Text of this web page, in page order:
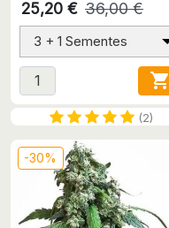
25,20 € 36,00 €
3 + 1 Sementes

(2)
-30%